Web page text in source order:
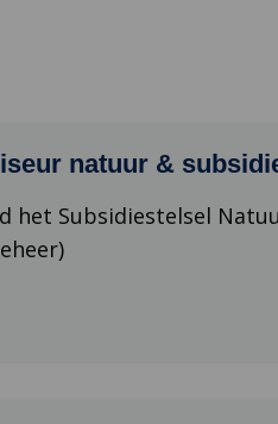
natuur &
het Subsidiestelsel